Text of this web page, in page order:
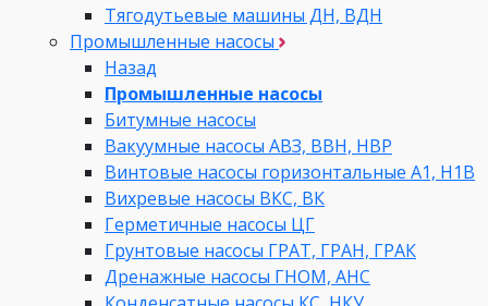
Тягодутьевые машины ДН, ВДН
Промышленные насосы
Назад
Промышленные насосы
Битумные насосы
Вакуумные насосы АВЗ, ВВН, НВР
Винтовые насосы горизонтальные А1, Н1В
Вихревые насосы ВКС, ВК
Герметичные насосы ЦГ
Грунтовые насосы ГРАТ, ГРАН, ГРАК
Дренажные насосы ГНОМ, АНС